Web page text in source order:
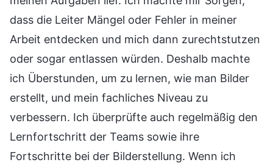
dass die Leiter Mängel oder Fehler in meiner
Arbeit entdecken und mich dann zurechtstutzen
oder sogar entlassen würden. Deshalb machte
ich Überstunden, um zu lernen, wie man Bilder
erstellt, und mein fachliches Niveau zu
verbessern. Ich überprüfte auch regelmäßig den
Lernfortschritt der Teams sowie ihre
Fortschritte bei der Bilderstellung. Wenn ich